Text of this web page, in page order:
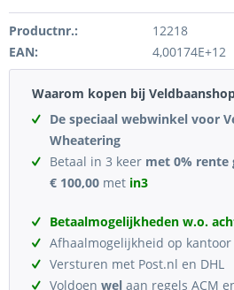
Productnr.:
12218
EAN:
4,00174E+12
Waarom kopen bij
De speciaal webwinkel voor
Wheatering
Betaal in 3 keer met 0% rente
€ 100,00 met in3
Betaalmogelijkheden w.o.
Afhaalmogelijkheid op
Versturen met Post.nl en DHL
Voldoen wel aan regels ACM